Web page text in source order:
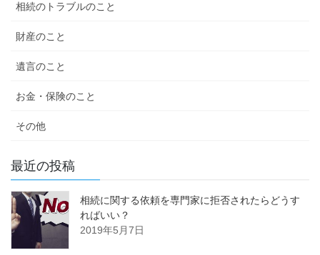
相続のトラブルのこと
財産のこと
遺言のこと
お金・保険のこと
その他
最近の投稿
相続に関する依頼を専門家に拒否されたらどうす
ればいい？
2019年5月7日